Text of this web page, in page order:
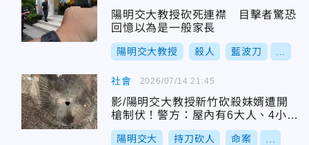
陽明交大教授砍死連襟 目擊者驚恐
回憶以為是一般家長
陽明交大教授 殺人 藍波刀
社會
影/陽明交大教授新竹砍殺妹婿遭開
槍制伏！警方：屋內有6大人、4小孩
受困
陽明交大 持刀砍人 命案
2026/07/14 21:45